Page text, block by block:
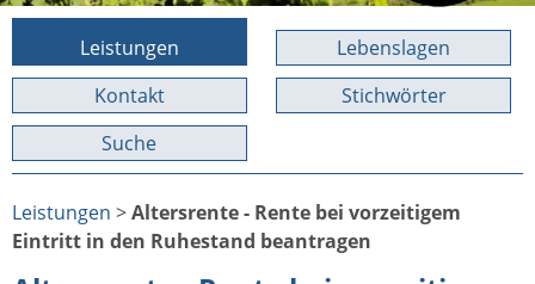
Leistungen
Lebenslagen
Kontakt
Stichwörter
Suche
Leistungen >Altersrente - Rente bei vorzeitigem
Eintritt in den Ruhestand beantragen